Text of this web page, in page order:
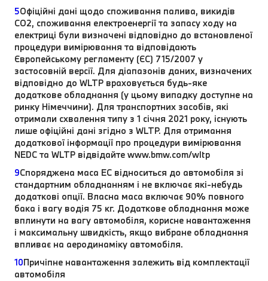
5Офіційні дані щодо споживання палива, викидів
CO2, споживання електроенергії та запасу ходу на
електриці були визначені відповідно до встановленої
процедури вимірювання та відповідають
Європейському регламенту (ЄС) 715/2007 у
застосовній версії. Для діапазонів даних, визначених
відповідно до WLTP враховується будь-яке
додаткове обладнання (у цьому випадку доступне на
ринку Німеччини). Для транспортних засобів, які
отримали схвалення типу з 1 січня 2021 року, існують
лише офіційні дані згідно з WLTP. Для отримання
додаткової інформації про процедури вимірювання
NEDC та WLTP відвідайте www.bmw.com/wltp
9Споряджена маса EC відноситься до автомобіля зі
стандартним обладнанням і не включає які-небудь
додаткові опції. Власна маса включає 90% повного
бака і вагу водія 75 кг. Додаткове обладнання може
вплинути на вагу автомобіля, корисне навантаження
і максимальну швидкість, якщо вибране обладнання
впливає на аеродинаміку автомобіля.
10Причіпне навантаження залежить від комплектації
автомобіля